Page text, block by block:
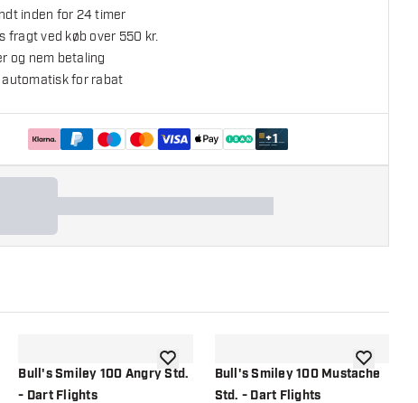
inden for 24 timer
fragt ved køb over 550 kr.
og nem betaling
automatisk for rabat
+1
ønskeliste
Bull's Smiley 100 Angry Std.
- Dart Flights
tilføje til ønskelisteBull's Smiley 100 Mustache
Std. - Dart Flights
tilføje til